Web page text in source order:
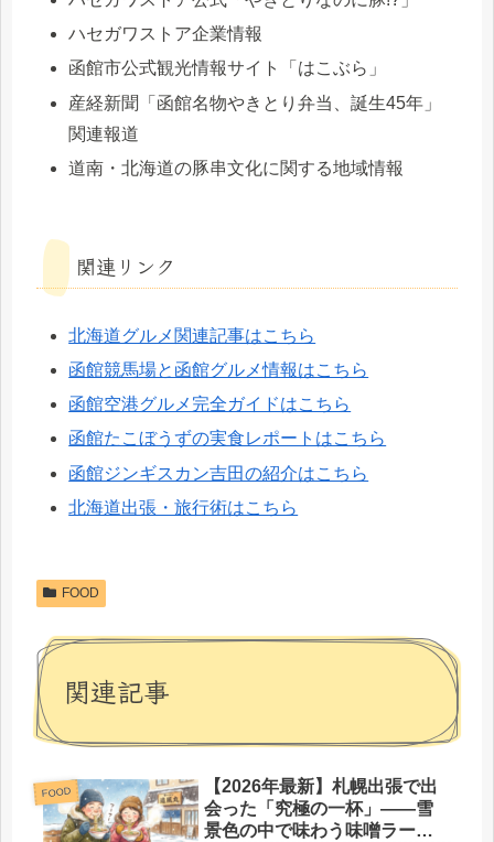
ハセガワストア企業情報
函館市公式観光情報サイト「はこぶら」
産経新聞「函館名物やきとり弁当、誕生45年」
関連報道
道南・北海道の豚串文化に関する地域情報
関連リンク
北海道グルメ関連記事はこちら
函館競馬場と函館グルメ情報はこちら
函館空港グルメ完全ガイドはこちら
函館たこぼうずの実食レポートはこちら
函館ジンギスカン吉田の紹介はこちら
北海道出張・旅行術はこちら
FOOD
関連記事
FOOD
【2026年最新】札幌出張で出
会った「究極の一杯」——雪
景色の中で味わう味噌ラーメ